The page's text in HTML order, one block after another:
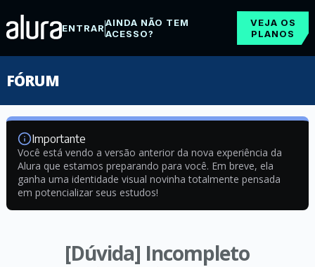
ENTRARAINDA NÃO TEM
ACESSO?
VEJA OS
PLANOS
FÓRUM
Importante
Você está vendo a versão anterior da nova experiência da
Alura que estamos preparando para você. Em breve, ela
ganha uma identidade visual novinha totalmente pensada
em potencializar seus estudos!
[Dúvida] Incompleto